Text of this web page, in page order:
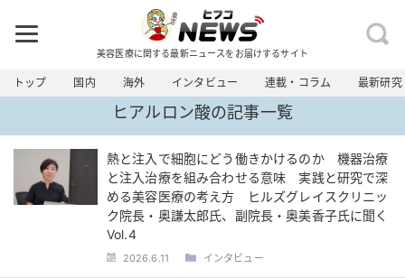
美容医療に関する最新ニュースをお届けするサイト
トップ 国内 海外 インタビュー 連載・コラム 最新研究
ヒアルロン酸の記事一覧
熱と注入で細胞にどう働きかけるのか 機器治療
と注入治療を組み合わせる意味 実践と研究で深
める美容医療の考え方 ヒルズグレイスクリニッ
ク院長・奥謙太郎氏、副院長・奥美香子氏に聞く
Vol.4
2026.6.11 インタビュー